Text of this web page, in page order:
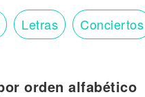
Letras Conciertos
orden alfabético